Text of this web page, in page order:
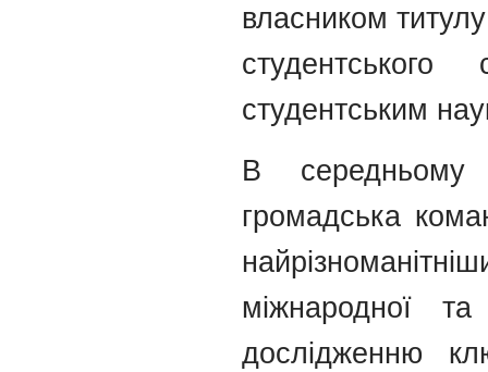
власником титулу
студентським
В середньому
громадська
міжнародної
дослідженню